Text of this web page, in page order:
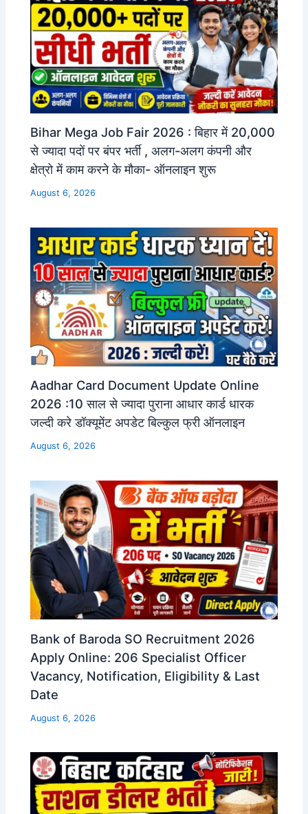
Bihar Mega Job Fair 2026 : बिहार में 20,000
से ज्यादा पदों पर बंपर भर्ती , अलग-अलग कंपनी और
क्षेत्रो में काम करने के मौका- ऑनलाइन शुरू
August 6, 2026
Aadhar Card Document Update Online
2026 :10 साल से ज्यादा पुराना आधार कार्ड धारक
जल्दी करे डॉक्यूमेंट अपडेट बिल्कुल फ्री ऑनलाइन
August 6, 2026
Bank of Baroda SO Recruitment 2026
Apply Online: 206 Specialist Officer
Vacancy, Notification, Eligibility & Last
Date
August 6, 2026